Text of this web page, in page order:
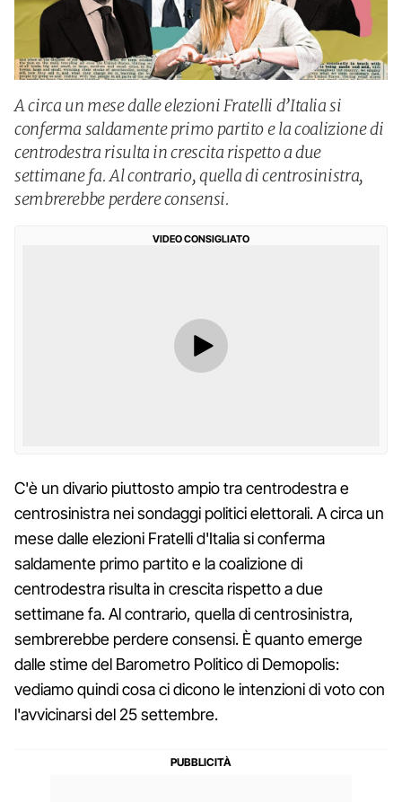
A circa un mese dalle elezioni Fratelli d’Italia si
conferma saldamente primo partito e la coalizione di
centrodestra risulta in crescita rispetto a due
settimane fa. Al contrario, quella di centrosinistra,
sembrerebbe perdere consensi.
VIDEO CONSIGLIATO
C'è un divario piuttosto ampio tra centrodestra e
centrosinistra nei sondaggi politici elettorali. A circa un
mese dalle elezioni Fratelli d'Italia si conferma
saldamente primo partito e la coalizione di
centrodestra risulta in crescita rispetto a due
settimane fa. Al contrario, quella di centrosinistra,
sembrerebbe perdere consensi. È quanto emerge
dalle stime del Barometro Politico di Demopolis:
vediamo quindi cosa ci dicono le intenzioni di voto con
l'avvicinarsi del 25 settembre.